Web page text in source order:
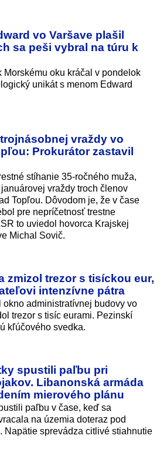
vo Varšave plašil
sa peši vybral na túru k
Morskému oku kráčal v pondelok
unikát s menom Edward
vraždy vo
Prokurátor zastavil
stíhanie 35-ročného muža,
vraždy troch členov
Topľou. Dôvodom je, že v čase
pre nepríčetnosť trestne
to uviedol hovorca Krajskej
Michal Sovič.
zmizol trezor s tisíckou eur,
intenzívne pátra
administratívnej budovy vo
trezor s tisíc eurami. Pezinskí
kľúčového svedka.
spustili paľbu pri
Libanonská armáda
mierového plánu
paľbu v čase, keď sa
na územia doteraz pod
Napätie sprevádza citlivé stiahnutie